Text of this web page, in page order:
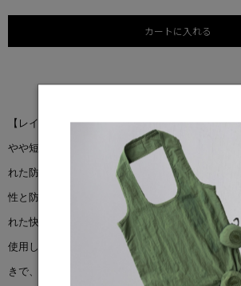
カートに入れる
【レインコート】
やや短めの丈とシュノーケルフードが特徴のこの
れた防雨性能を保証します。 「トフィーノ レイ
性と防風性を備え、完璧なプロテクションを実現
れた快適な着心地とパフォーマンスを実現する柔
使用し、際立ったシルエットを生み出しました。
きで、進化したベルクロRを使用。カナダグース